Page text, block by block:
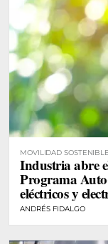
MOVILIDAD SOSTENIBLE
Industria abre
Programa
eléctricos y
ANDRÉS FIDALGO